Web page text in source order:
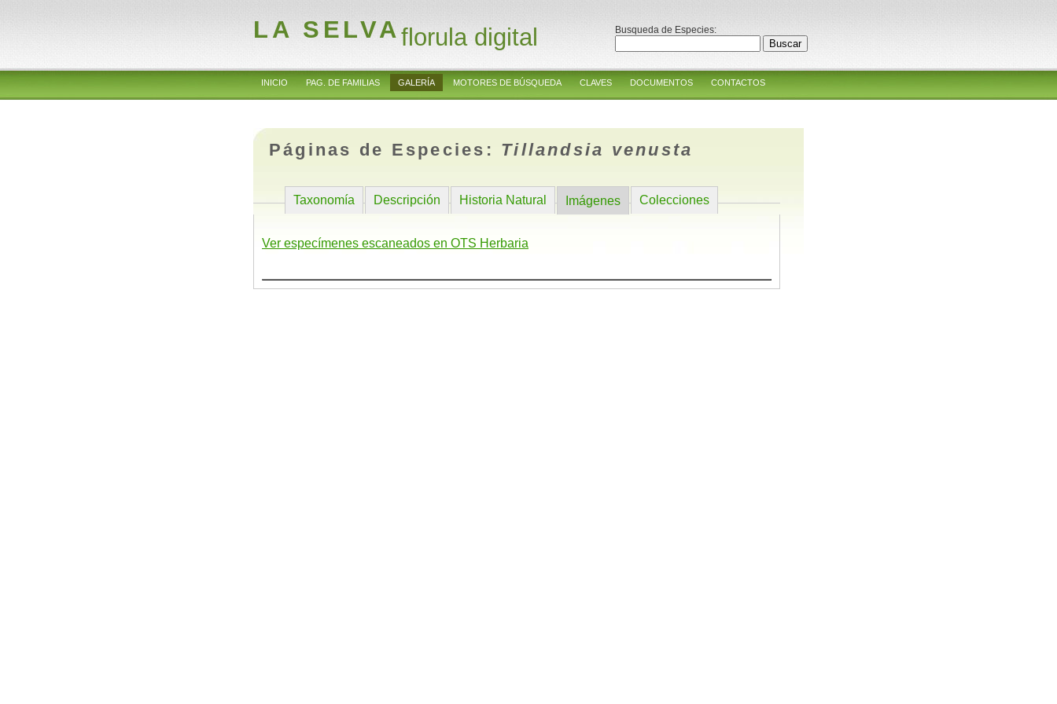
LA SELVAflorula digital Busqueda de Especies:
INICIO PAG. DE FAMILIAS GALERÍA MOTORES DE BÚSQUEDA CLAVES DOCUMENTOS CONTACTOS
Páginas de Especies: Tillandsia venusta
Taxonomía Descripción Historia Natural Imágenes Colecciones
Ver especímenes escaneados en OTS Herbaria